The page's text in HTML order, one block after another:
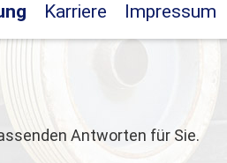
Karriere Impressum
Antworten für Sie.